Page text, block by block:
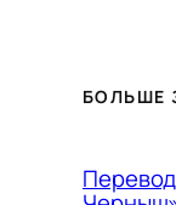
БОЛЬШЕ